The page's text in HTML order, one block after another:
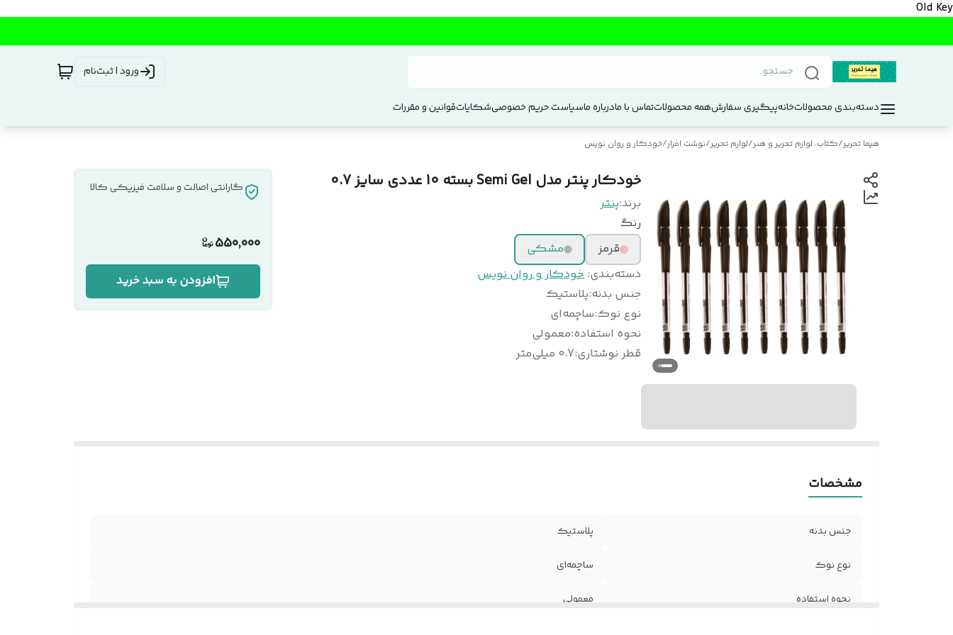
Old Key
ورود | ثبت‌نام
دسته‌بندی محصولاتخانهپیگیری سفارشهمه محصولاتتماس با مادرباره ماسیاست حریم خصوصیشکایاتقوانین و مقررات
هیما تحریر/کتاب، لوازم تحریر و هنر/لوازم تحریر/نوشت افزار/خودکار و روان نویس
خودکار پنتر مدل Semi Gel بسته 10 عددی سایز 0.7
برند:پنتر
رنگ
قرمز
مشکی
دسته‌بندی: خودکار و روان نویس
جنس بدنه:پلاستیک
نوع نوک:ساچمه‌ای
نحوه استفاده:معمولی
قطر نوشتاری:0.7 میلی‌متر
گارانتی اصالت و سلامت فیزیکی کالا
550,000
افزودن به سبد خرید
مشخصات
جنس بدنه پلاستیک
نوع نوک ساچمه‌ای
نحوه استفاده معمولی